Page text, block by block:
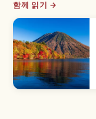
함께 읽기 →